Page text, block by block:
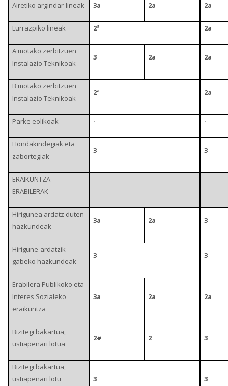
Airetiko argindar-lineak 3a 2a 2a
Lurrazpiko lineak 2ª 2a
A motako zerbitzuen
Instalazio Teknikoak
3 2a 2a
B motako zerbitzuen
Instalazio Teknikoak
2ª 2a
Parke eolikoak - -
Hondakindegiak eta
zabortegiak
3 3
ERAIKUNTZA-
ERABILERAK
Hirigunea ardatz duten
hazkundeak
3a 2a 3
Hirigune-ardatzik
gabeko hazkundeak
3 3
Erabilera Publikoko eta
Interes Sozialeko
eraikuntza
3a 2a 2a
Bizitegi bakartua,
ustiapenari lotua
2# 2 3
Bizitegi bakartua,
ustiapenari lotu
3 3